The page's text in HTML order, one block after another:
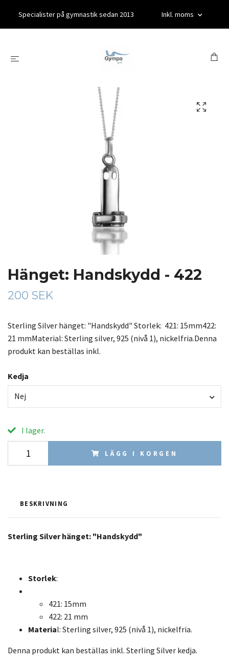
Specialister på gymnastik sedan 2013 Inkl. moms
Hänget: Handskydd - 422
200 SEK
Sterling Silver hänget: "Handskydd" Storlek: 421: 15mm422:
21 mmMaterial: Sterling silver, 925 (nivå 1), nickelfria.Denna
produkt kan beställas inkl.
Kedja
Nej
I lager.
LÄGG I KORGEN
BESKRIVNING
Sterling Silver hänget: "Handskydd"
Storlek:
421: 15mm
422: 21 mm
Material: Sterling silver, 925 (nivå 1), nickelfria.
Denna produkt kan beställas inkl. Sterling Silver kedja.